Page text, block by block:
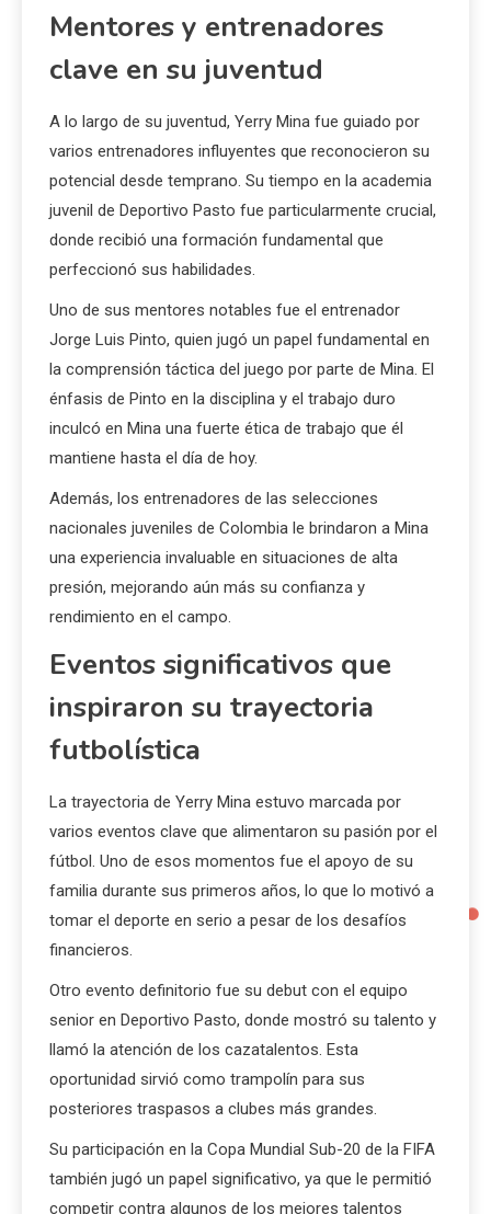
Mentores y entrenadores
clave en su juventud
A lo largo de su juventud, Yerry Mina fue guiado por
varios entrenadores influyentes que reconocieron su
potencial desde temprano. Su tiempo en la academia
juvenil de Deportivo Pasto fue particularmente crucial,
donde recibió una formación fundamental que
perfeccionó sus habilidades.
Uno de sus mentores notables fue el entrenador
Jorge Luis Pinto, quien jugó un papel fundamental en
la comprensión táctica del juego por parte de Mina. El
énfasis de Pinto en la disciplina y el trabajo duro
inculcó en Mina una fuerte ética de trabajo que él
mantiene hasta el día de hoy.
Además, los entrenadores de las selecciones
nacionales juveniles de Colombia le brindaron a Mina
una experiencia invaluable en situaciones de alta
presión, mejorando aún más su confianza y
rendimiento en el campo.
Eventos significativos que
inspiraron su trayectoria
futbolística
La trayectoria de Yerry Mina estuvo marcada por
varios eventos clave que alimentaron su pasión por el
fútbol. Uno de esos momentos fue el apoyo de su
familia durante sus primeros años, lo que lo motivó a
tomar el deporte en serio a pesar de los desafíos
financieros.
Otro evento definitorio fue su debut con el equipo
senior en Deportivo Pasto, donde mostró su talento y
llamó la atención de los cazatalentos. Esta
oportunidad sirvió como trampolín para sus
posteriores traspasos a clubes más grandes.
Su participación en la Copa Mundial Sub-20 de la FIFA
también jugó un papel significativo, ya que le permitió
competir contra algunos de los mejores talentos